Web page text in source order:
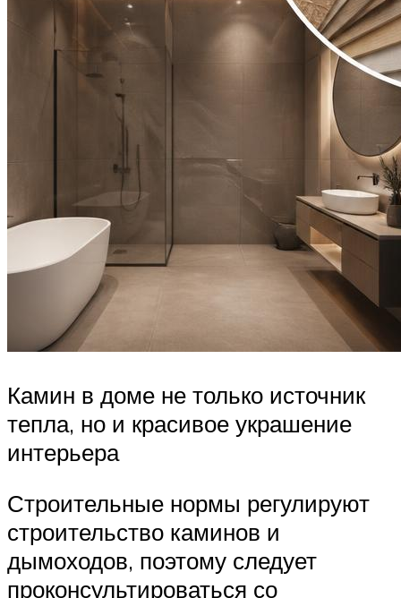
Камин в доме не только источник
тепла, но и красивое украшение
интерьера
Строительные нормы регулируют
строительство каминов и
дымоходов, поэтому следует
проконсультироваться со